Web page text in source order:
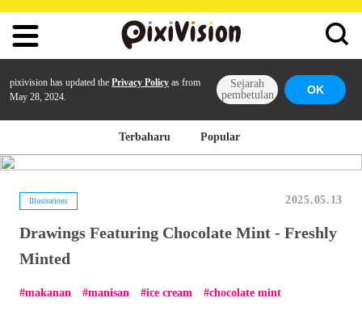
pixivision has updated the Privacy Policy as from
May 28, 2024.
Sejarah
pembetulan
OK
Terbaharu Popular
Illustrations 2025.05.13
Drawings Featuring Chocolate Mint - Freshly
Minted
makanan manisan ice cream chocolate mint